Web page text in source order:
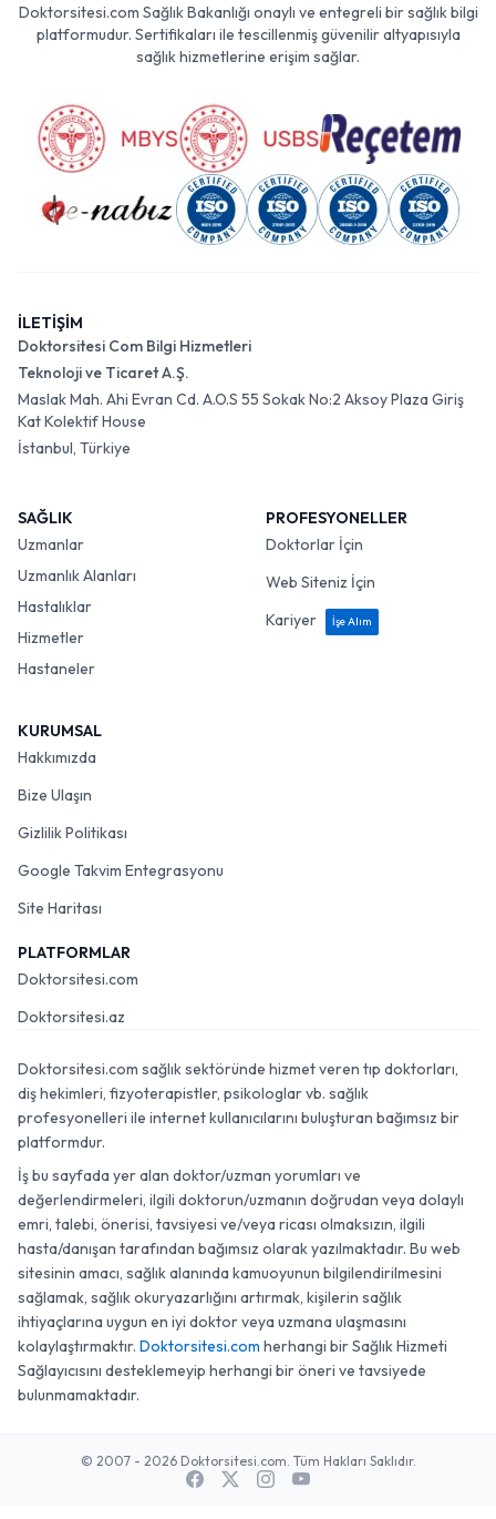
Doktorsitesi.com Sağlık Bakanlığı onaylı ve entegreli bir sağlık bilgi
platformudur. Sertifikaları ile tescillenmiş güvenilir altyapısıyla
sağlık hizmetlerine erişim sağlar.
İLETİŞİM
Doktorsitesi Com Bilgi Hizmetleri
Teknoloji ve Ticaret A.Ş.
Maslak Mah. Ahi Evran Cd. A.O.S 55 Sokak No:2 Aksoy Plaza Giriş
Kat Kolektif House
İstanbul, Türkiye
SAĞLIK
Uzmanlar
Uzmanlık Alanları
Hastalıklar
Hizmetler
Hastaneler
PROFESYONELLER
Doktorlar İçin
Web Siteniz İçin
Kariyer
İşe Alım
KURUMSAL
Hakkımızda
Bize Ulaşın
Gizlilik Politikası
Google Takvim Entegrasyonu
Site Haritası
PLATFORMLAR
Doktorsitesi.com
Doktorsitesi.az
Doktorsitesi.com sağlık sektöründe hizmet veren tıp doktorları,
diş hekimleri, fizyoterapistler, psikologlar vb. sağlık
profesyonelleri ile internet kullanıcılarını buluşturan bağımsız bir
platformdur.
İş bu sayfada yer alan doktor/uzman yorumları ve
değerlendirmeleri, ilgili doktorun/uzmanın doğrudan veya dolaylı
emri, talebi, önerisi, tavsiyesi ve/veya ricası olmaksızın, ilgili
hasta/danışan tarafından bağımsız olarak yazılmaktadır. Bu web
sitesinin amacı, sağlık alanında kamuoyunun bilgilendirilmesini
sağlamak, sağlık okuryazarlığını artırmak, kişilerin sağlık
ihtiyaçlarına uygun en iyi doktor veya uzmana ulaşmasını
kolaylaştırmaktır. Doktorsitesi.com herhangi bir Sağlık Hizmeti
Sağlayıcısını desteklemeyip herhangi bir öneri ve tavsiyede
bulunmamaktadır.
© 2007 - 2026 Doktorsitesi.com. Tüm Hakları Saklıdır.